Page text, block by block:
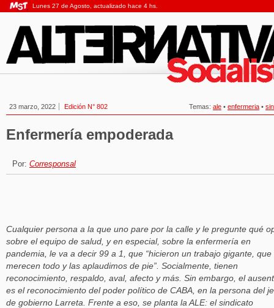
Lunes 27 de Agosto, actualizado hace 4 hs.
23 marzo, 2022 Edición N° 802 Temas: ale • enfermeria •
Enfermería empoderada
Por: Corresponsal
Cualquier persona a la que uno pare por la calle y le pregunte qué
sobre el equipo de salud, y en especial, sobre la enfermería en
pandemia, le va a decir 99 a 1, que “hicieron un trabajo gigante, que
merecen todo y las aplaudimos de pie”. Socialmente, tienen
reconocimiento, respaldo, aval, afecto y más. Sin embargo, el
es el reconocimiento del poder político de CABA, en la persona del
de gobierno Larreta. Frente a eso, se planta la ALE: el sindicato